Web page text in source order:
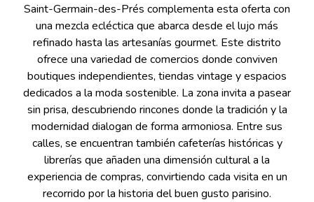
Saint-Germain-des-Prés complementa esta oferta con
una mezcla ecléctica que abarca desde el lujo más
refinado hasta las artesanías gourmet. Este distrito
ofrece una variedad de comercios donde conviven
boutiques independientes, tiendas vintage y espacios
dedicados a la moda sostenible. La zona invita a pasear
sin prisa, descubriendo rincones donde la tradición y la
modernidad dialogan de forma armoniosa. Entre sus
calles, se encuentran también cafeterías históricas y
librerías que añaden una dimensión cultural a la
experiencia de compras, convirtiendo cada visita en un
recorrido por la historia del buen gusto parisino.